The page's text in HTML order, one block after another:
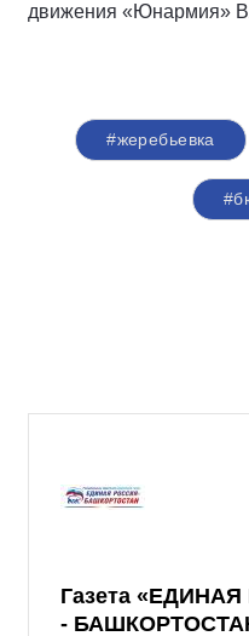
движения «Юнармия»
#жеребьевка
Газета
-